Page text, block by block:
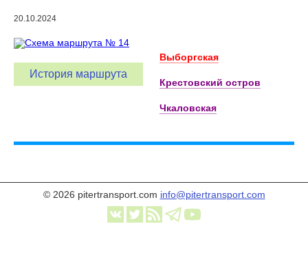
20.10.2024
История маршрута
Выборгская
Крестовский остров
Чкаловская
© 2026 pitertransport.com info@pitertransport.com